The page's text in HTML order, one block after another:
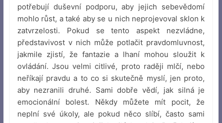
potřebují duševní podporu, aby jejich sebevědomí
mohlo růst, a také aby se u nich neprojevoval sklon k
zatvrzelosti. Pokud se tento aspekt nezvládne,
představivost v nich může potlačit pravdomluvnost,
jakmile zjistí, že fantazie a lhaní mohou sloužit k
ovládání. Jsou velmi citlivé, proto raději mlčí, nebo
neříkají pravdu a to co si skutečně myslí, jen proto,
aby nezranili druhé. Sami dobře vědí, jak silná je
emocionální bolest. Někdy můžete mít pocit, že
neplní své úkoly, ale pokud něco slíbí, často sami